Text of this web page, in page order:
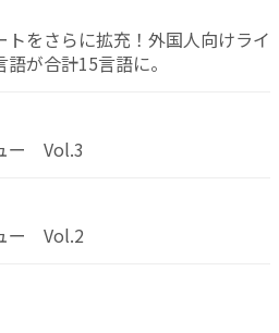
トをさらに拡充！外国人向けライ
が合計15言語に。
ー Vol.3
ー Vol.2